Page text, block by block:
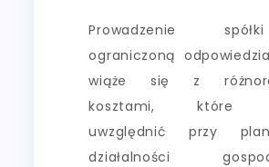
Prowadzenie
ograniczoną
wiąże się z
kosztami, które
uwzględnić przy
działalności